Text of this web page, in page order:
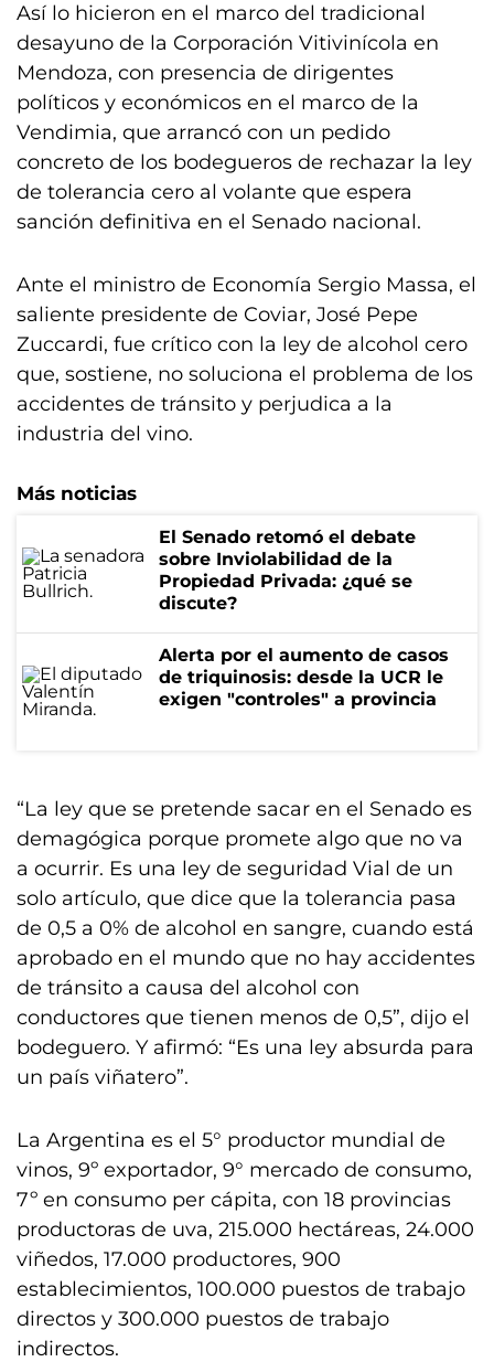
Así lo hicieron en el marco del tradicional
desayuno de la Corporación Vitivinícola en
Mendoza, con presencia de dirigentes
políticos y económicos en el marco de la
Vendimia, que arrancó con un pedido
concreto de los bodegueros de rechazar la ley
de tolerancia cero al volante que espera
sanción definitiva en el Senado nacional.
Ante el ministro de Economía Sergio Massa, el
saliente presidente de Coviar, José Pepe
Zuccardi, fue crítico con la ley de alcohol cero
que, sostiene, no soluciona el problema de los
accidentes de tránsito y perjudica a la
industria del vino.
Más noticias
El Senado retomó el debate
sobre Inviolabilidad de la
Propiedad Privada: ¿qué se
discute?
Alerta por el aumento de casos
de triquinosis: desde la UCR le
exigen "controles" a provincia
“La ley que se pretende sacar en el Senado es
demagógica porque promete algo que no va
a ocurrir. Es una ley de seguridad Vial de un
solo artículo, que dice que la tolerancia pasa
de 0,5 a 0% de alcohol en sangre, cuando está
aprobado en el mundo que no hay accidentes
de tránsito a causa del alcohol con
conductores que tienen menos de 0,5”, dijo el
bodeguero. Y afirmó: “Es una ley absurda para
un país viñatero”.
La Argentina es el 5° productor mundial de
vinos, 9º exportador, 9° mercado de consumo,
7º en consumo per cápita, con 18 provincias
productoras de uva, 215.000 hectáreas, 24.000
viñedos, 17.000 productores, 900
establecimientos, 100.000 puestos de trabajo
directos y 300.000 puestos de trabajo
indirectos.